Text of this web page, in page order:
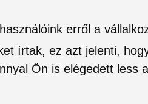
erről a
írtak, ez azt jelenti,
Ön is elégedett less